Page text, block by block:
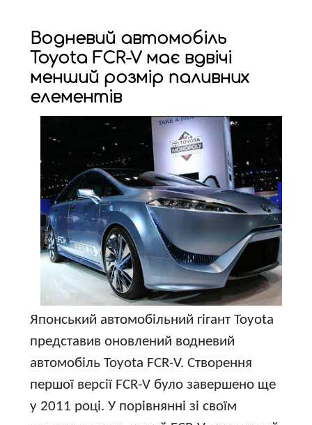
Водневий автомобіль
Toyota FCR-V має вдвічі
менший розмір паливних
елементів
Японський автомобільний гігант Toyota
представив оновлений водневий
автомобіль Toyota FCR-V. Створення
першої версії FCR-V було завершено ще
у 2011 році. У порівнянні зі своїм